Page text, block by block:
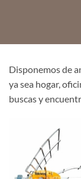
Disponemos de
ya sea hogar,
buscas y